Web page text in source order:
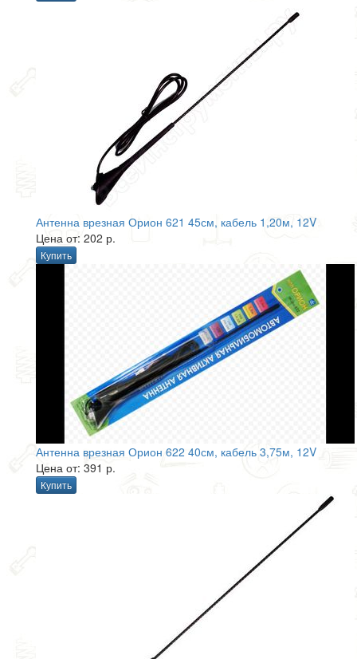
Антенна врезная Орион 621 45см, кабель 1,20м, 12V
Цена от: 202 р.
Купить
Антенна врезная Орион 622 40см, кабель 3,75м, 12V
Цена от: 391 р.
Купить